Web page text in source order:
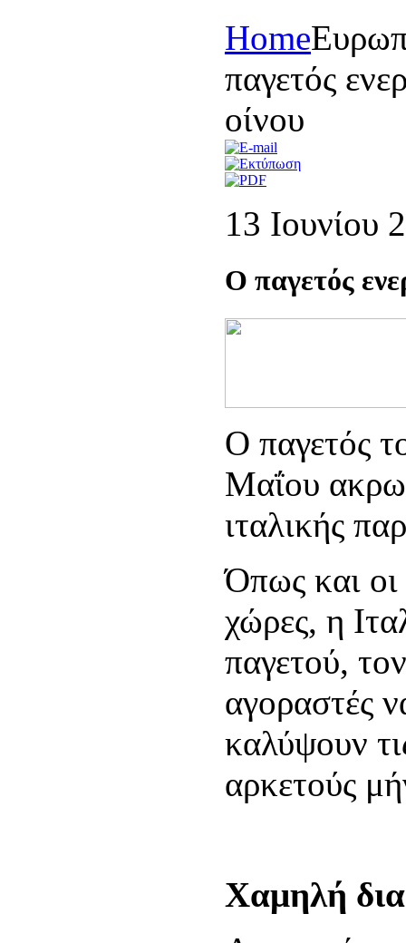
Home
παγετός
οίνου
13 Ιουνίου
Ο παγετός
Ο παγετός
Μαΐου
ιταλικής
Όπως και οι
χώρες, η
παγετού,
αγοραστές
καλύψουν
αρκετούς
Χαμηλή